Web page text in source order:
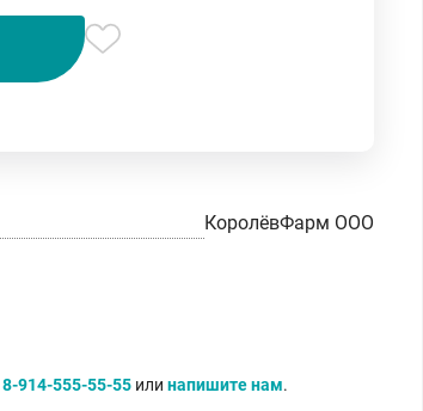
КоролёвФарм ООО
8-914-555-55-55 или напишите нам.